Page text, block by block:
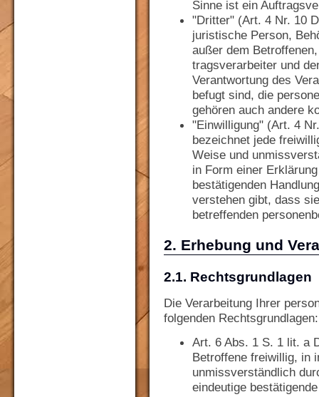
Sinne ist ein
"Dritter" (Art. 4 Nr. 10
juristische Person,
außer dem
tragsverarbeiter und
Verantwortung des
befugt sind, die
gehören auch andere
"Einwilligung" (Art. 4
bezeichnet jede
Weise und
in Form einer
bestätigenden
verstehen gibt, dass
betreffenden
2. Erhebung und
2.1. Rechtsgrundlagen
Die Verarbeitung Ihrer
folgenden Rechtsgrundlagen:
Art. 6 Abs. 1 S. 1 lit. a
Betroffene freiwillig, in
unmissverständlich
eindeutige